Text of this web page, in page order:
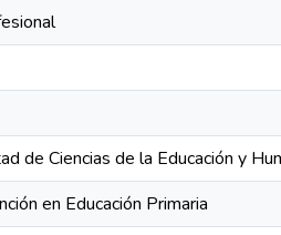
de Ciencias de la Educación y
en Educación Primaria